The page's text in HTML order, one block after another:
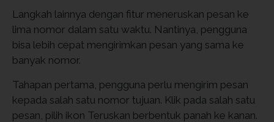
Langkah lainnya dengan fitur meneruskan pesan ke
lima nomor dalam satu waktu. Nantinya, pengguna
bisa lebih cepat mengirimkan pesan yang sama ke
banyak nomor.
Tahapan pertama, pengguna perlu mengirim pesan
kepada salah satu nomor tujuan. Klik pada salah satu
pesan, pilih ikon Teruskan berbentuk panah ke kanan.